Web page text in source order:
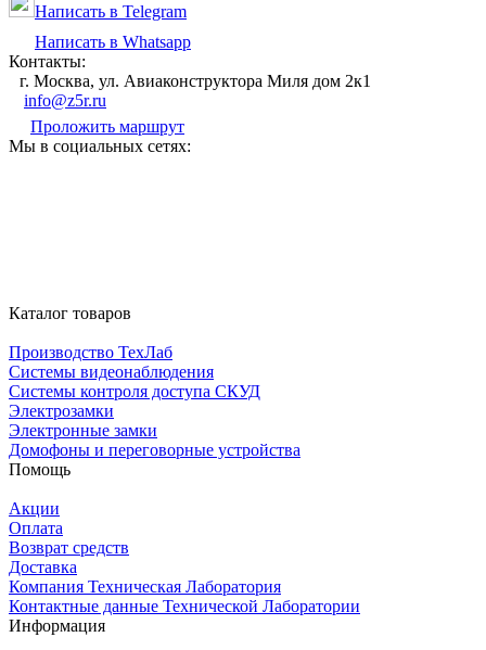
Написать в Telegram
Написать в Whatsapp
Контакты:
г. Москва, ул. Авиаконструктора Миля дом 2к1
info@z5r.ru
Проложить маршрут
Мы в социальных сетях:
Каталог товаров
Производство ТехЛаб
Системы видеонаблюдения
Системы контроля доступа СКУД
Электрозамки
Электронные замки
Домофоны и переговорные устройства
Помощь
Акции
Оплата
Возврат средств
Доставка
Компания Техническая Лаборатория
Контактные данные Технической Лаборатории
Информация